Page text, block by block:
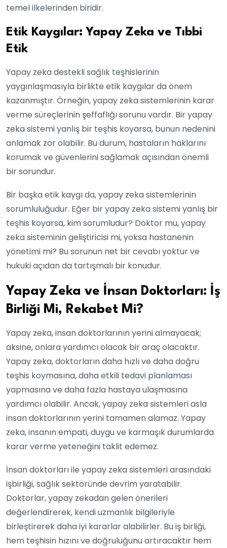
temel ilkelerinden biridir.
Etik Kaygılar: Yapay Zeka ve Tıbbi
Etik
Yapay zeka destekli sağlık teşhislerinin
yaygınlaşmasıyla birlikte etik kaygılar da önem
kazanmıştır. Örneğin, yapay zeka sistemlerinin karar
verme süreçlerinin şeffaflığı sorunu vardır. Bir yapay
zeka sistemi yanlış bir teşhis koyarsa, bunun nedenini
anlamak zor olabilir. Bu durum, hastaların haklarını
korumak ve güvenlerini sağlamak açısından önemli
bir sorundur.
Bir başka etik kaygı da, yapay zeka sistemlerinin
sorumluluğudur. Eğer bir yapay zeka sistemi yanlış bir
teşhis koyarsa, kim sorumludur? Doktor mu, yapay
zeka sisteminin geliştiricisi mi, yoksa hastanenin
yönetimi mi? Bu sorunun net bir cevabı yoktur ve
hukuki açıdan da tartışmalı bir konudur.
Yapay Zeka ve İnsan Doktorları: İş
Birliği Mi, Rekabet Mi?
Yapay zeka, insan doktorlarının yerini almayacak;
aksine, onlara yardımcı olacak bir araç olacaktır.
Yapay zeka, doktorların daha hızlı ve daha doğru
teşhis koymasına, daha etkili tedavi planlaması
yapmasına ve daha fazla hastaya ulaşmasına
yardımcı olabilir. Ancak, yapay zeka sistemleri asla
insan doktorlarının yerini tamamen alamaz. Yapay
zeka, insanın empati, duygu ve karmaşık durumlarda
karar verme yeteneğini taklit edemez.
İnsan doktorları ile yapay zeka sistemleri arasındaki
işbirliği, sağlık sektöründe devrim yaratabilir.
Doktorlar, yapay zekadan gelen önerileri
değerlendirerek, kendi uzmanlık bilgileriyle
birleştirerek daha iyi kararlar alabilirler. Bu iş birliği,
hem teşhisin hızını ve doğruluğunu artıracaktır hem